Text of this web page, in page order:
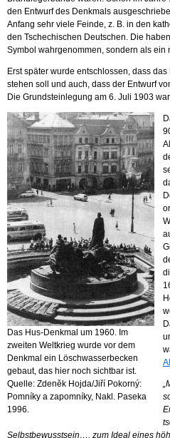
den Entwurf des Denkmals
Anfang sehr viele Feinde, z. B. in den
den Tschechischen Deutschen. Die
Symbol wahrgenommen, sondern als ein
Erst später wurde entschlossen, dass
stehen soll und auch, dass der Entwurf
Die Grundsteinlegung am 6. Juli 1903
Das Hus-Denkmal um 1960. Im
zweiten Weltkrieg wurde vor dem
Denkmal ein Löschwasserbecken
gebaut, das hier noch sichtbar ist.
Quelle: Zdeněk Hojda/Jiří Pokorný:
Pomníky a zapomníky, Nakl. Paseka
1996.
Selbstbewusstsein…, zum Ideal eines